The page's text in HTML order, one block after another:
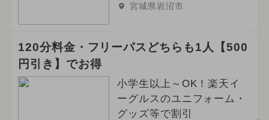
宮城県岩沼市
120分料金・フリーパスどちらも1人【500
円引き】でお得
小学生以上～OK！楽天イ
ーグルスのユニフォーム・
グッズ等で割引